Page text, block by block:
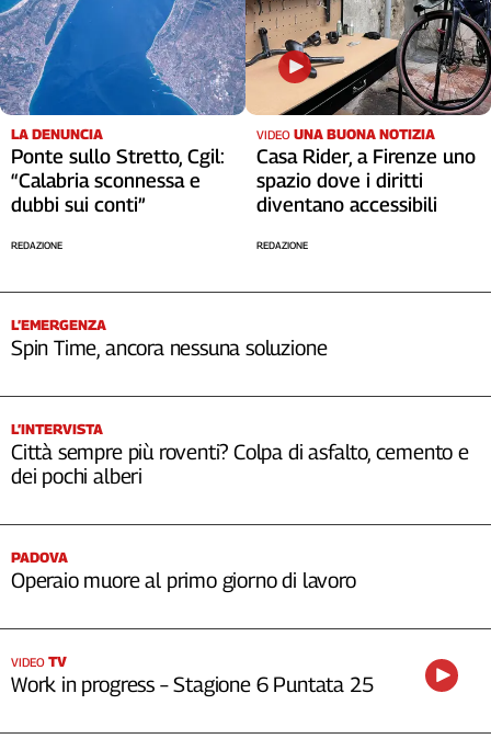
LA DENUNCIA
Ponte sullo Stretto, Cgil:
“Calabria sconnessa e
dubbi sui conti”
REDAZIONE
VIDEO UNA BUONA NOTIZIA
Casa Rider, a Firenze uno
spazio dove i diritti
diventano accessibili
REDAZIONE
L’EMERGENZA
Spin Time, ancora nessuna soluzione
L’INTERVISTA
Città sempre più roventi? Colpa di asfalto, cemento e
dei pochi alberi
PADOVA
Operaio muore al primo giorno di lavoro
VIDEO TV
Work in progress – Stagione 6 Puntata 25